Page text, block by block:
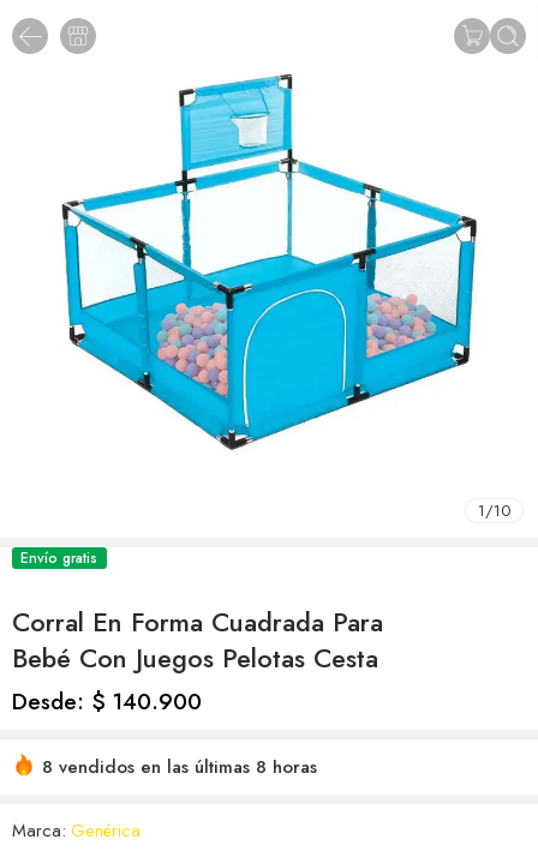
1/10
Envío gratis
Corral En Forma Cuadrada Para
Bebé Con Juegos Pelotas Cesta
Desde: $ 140.900
8 vendidos en las últimas 8 horas
Marca: Genérica